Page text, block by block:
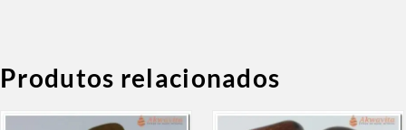
Produtos relacionados